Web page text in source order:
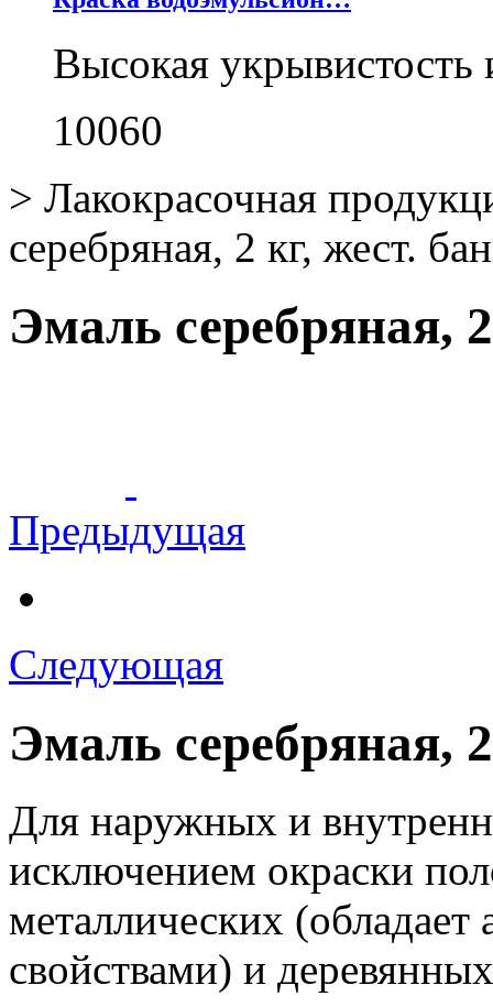
Высокая
10060
> Лакокрасочная
серебряная, 2 кг, жест.
Эмаль серебряная,
Предыдущая
Следующая
Эмаль серебряная,
Для наружных и
исключением окраски
металлических
свойствами) и